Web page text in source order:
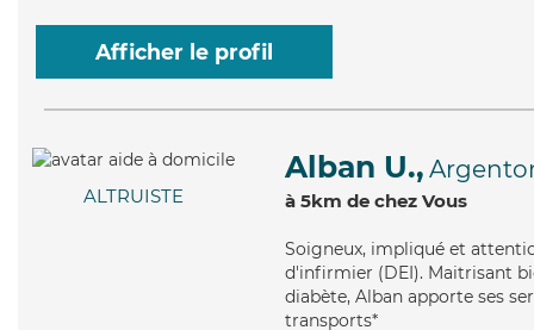
Afficher le profil
ALTRUISTE
Alban U.,
à 5km de chez Vous
Soigneux, impliqué et
d'infirmier (DEI). Maitrisant
diabète, Alban apporte ses
transports*